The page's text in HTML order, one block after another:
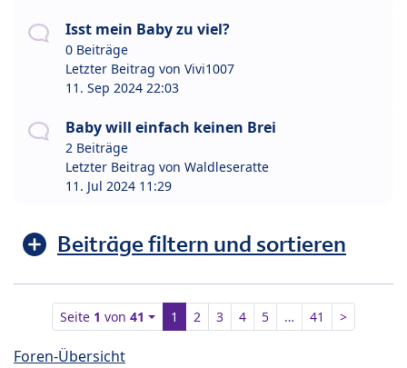
Isst mein Baby zu viel?
0 Beiträge
Letzter Beitrag von Vivi1007
11. Sep 2024 22:03
Baby will einfach keinen Brei
2 Beiträge
Letzter Beitrag von Waldleseratte
11. Jul 2024 11:29
Beiträge filtern und sortieren
Seite 1 von41 1 2 3 4 5 … 41 >
Foren-Übersicht